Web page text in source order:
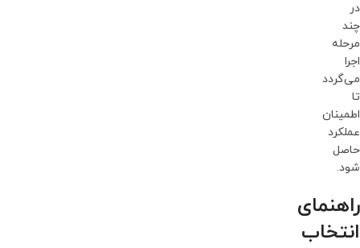
در
چند
مرحله
اجرا
می‌گردد
تا
اطمینان
عملکرد
حاصل
شود.
راهنمای
انتخاب